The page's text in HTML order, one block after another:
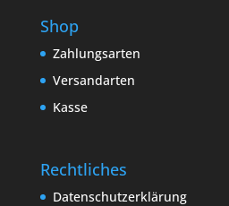
Shop
Zahlungsarten
Versandarten
Kasse
Rechtliches
Datenschutzerklärung